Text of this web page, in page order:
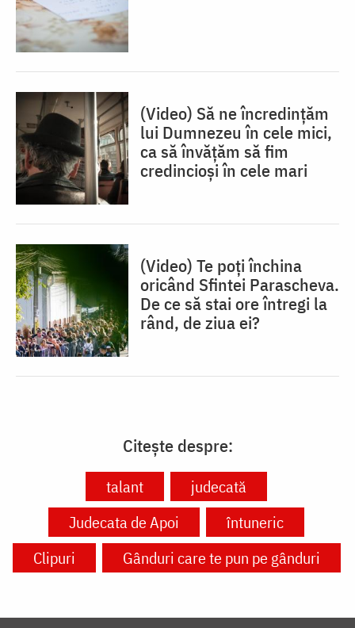
(Video) Să ne încredințăm
lui Dumnezeu în cele mici,
ca să învățăm să fim
credincioși în cele mari
(Video) Te poți închina
oricând Sfintei Parascheva.
De ce să stai ore întregi la
rând, de ziua ei?
Citește despre:
talant
judecată
Judecata de Apoi
întuneric
Clipuri
Gânduri care te pun pe gânduri